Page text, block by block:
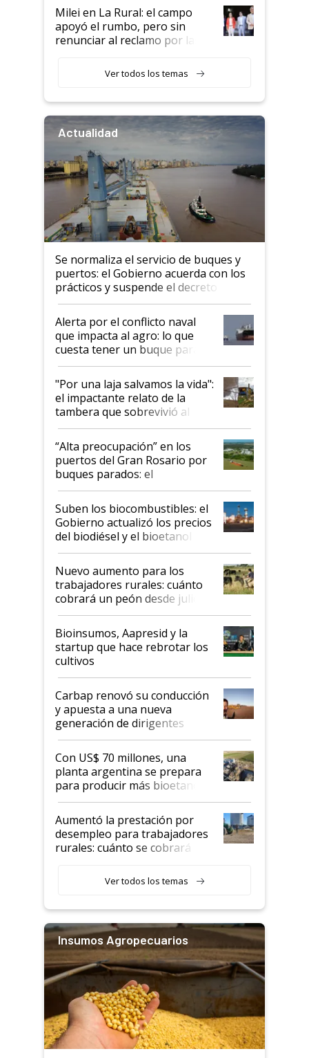
Milei en La Rural: el campo
apoyó el rumbo, pero sin
renunciar al reclamo por las
Ver todos los temas
Actualidad
Se normaliza el servicio de buques y
puertos: el Gobierno acuerda con los
prácticos y suspende el decreto de
desregulación
Alerta por el conflicto naval
que impacta al agro: lo que
cuesta tener un buque parado
y el peligro de que Argentina
pase a ser "país sucio"
"Por una laja salvamos la vida":
el impactante relato de la
tambera que sobrevivió al
tornado
“Alta preocupación” en los
puertos del Gran Rosario por
buques parados: el
funcionamiento de las
exportadoras en tensión tras
la medida de fuerza de los
prácticos
Suben los biocombustibles: el
Gobierno actualizó los precios
del biodiésel y el bioetanol
Nuevo aumento para los
trabajadores rurales: cuánto
cobrará un peón desde julio
Bioinsumos, Aapresid y la
startup que hace rebrotar los
cultivos
Carbap renovó su conducción
y apuesta a una nueva
generación de dirigentes
rurales
Con US$ 70 millones, una
planta argentina se prepara
para producir más bioetanol
que nunca
Aumentó la prestación por
desempleo para trabajadores
rurales: cuánto se cobrará
Ver todos los temas
Insumos Agropecuarios